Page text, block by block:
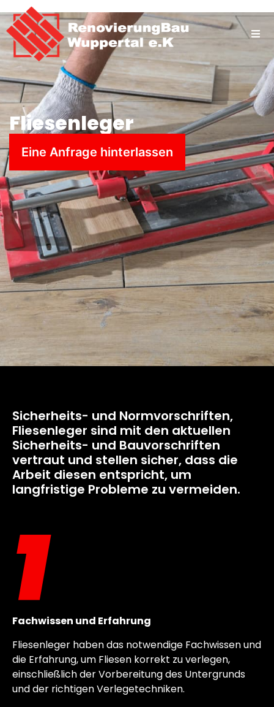
Fliesenleger
Eine Anfrage hinterlassen
Sicherheits- und Normvorschriften,
Fliesenleger sind mit den aktuellen
Sicherheits- und Bauvorschriften
vertraut und stellen sicher, dass die
Arbeit diesen entspricht, um
langfristige Probleme zu vermeiden.
1
Fachwissen und Erfahrung
Fliesenleger haben das notwendige Fachwissen und
die Erfahrung, um Fliesen korrekt zu verlegen,
einschließlich der Vorbereitung des Untergrunds
und der richtigen Verlegetechniken.